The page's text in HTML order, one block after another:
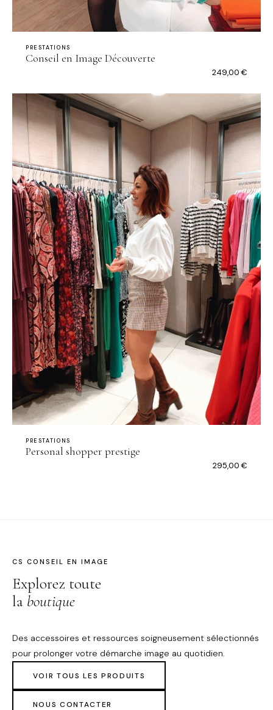
PRESTATIONS
Conseil en Image Découverte
249,00€
PRESTATIONS
Personal shopper prestige
295,00€
CS CONSEIL EN IMAGE
Explorez toute
la boutique
Des accessoires et ressources soigneusement sélectionnés
pour prolonger votre démarche image au quotidien.
VOIR TOUS LES PRODUITS
NOUS CONTACTER